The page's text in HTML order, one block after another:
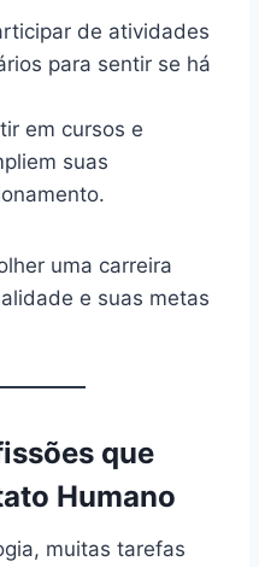
de atividades
para sentir se há
em cursos e
suas
uma carreira
e suas metas
que
Humano
muitas tarefas